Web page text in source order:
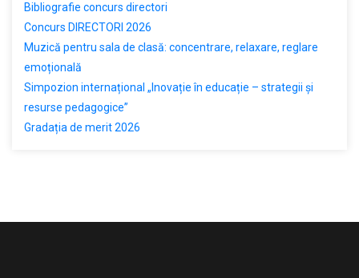
Bibliografie concurs directori
Concurs DIRECTORI 2026
Muzică pentru sala de clasă: concentrare, relaxare, reglare
emoțională
Simpozion internațional „Inovație în educație – strategii și
resurse pedagogice”
Gradația de merit 2026